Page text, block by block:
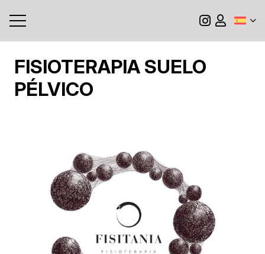
FISIOTERAPIA SUELO
PÉLVICO